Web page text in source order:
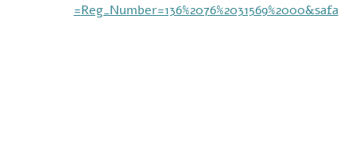
Reg_Number=136%2076%2031569%2000&safa=